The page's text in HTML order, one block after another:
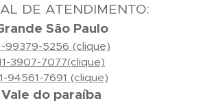
DE ATENDIMENTO:
São Paulo
99379-5256 (clique)
3907-7077(clique)
94561-7691 (clique)
Vale do paraíba